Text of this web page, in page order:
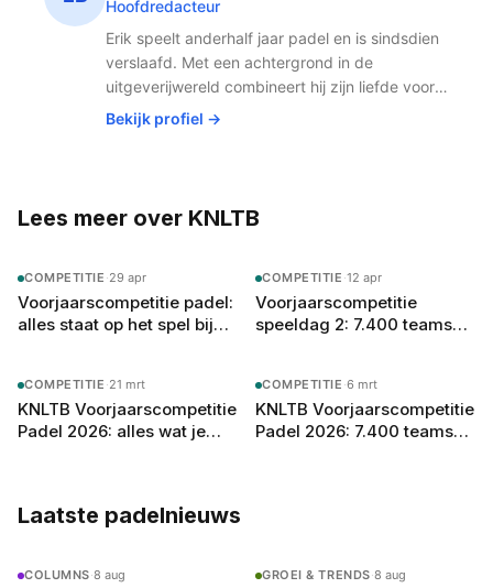
ruggengraat van het Nederlandse clubpadel en een
essentiële motor achter de groei van de sport op
verenigingsniveau.
Hoofdredacteur
Erik speelt anderhalf jaar padel en is sindsdien
verslaafd. Met een achtergrond in de
uitgeverijwereld combineert hij zijn liefde voor
publishing met de snelst groeiende sport van
Bekijk profiel →
Lees meer over KNLTB
COMPETITIE ·29 apr
Voorjaarscompetitie padel:
alles staat op het spel bij
COMPETITIE ·12 apr
Voorjaarscompetitie
speeldag 2: 7.400 teams
COMPETITIE ·21 mrt
KNLTB Voorjaarscompetitie
Padel 2026: alles wat je
COMPETITIE ·6 mrt
KNLTB Voorjaarscompetitie
Padel 2026: 7.400 teams
Laatste padelnieuws
COLUMNS·8 aug GROEI & TRENDS·8 aug